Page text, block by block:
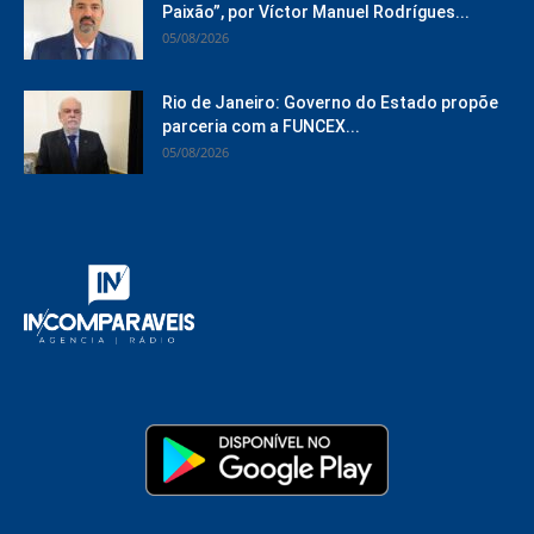
Paixão”, por Víctor Manuel Rodrígues...
05/08/2026
Rio de Janeiro: Governo do Estado propõe
parceria com a FUNCEX...
05/08/2026